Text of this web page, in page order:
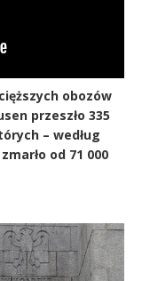
obozów
przeszło 335
– według
od 71 000